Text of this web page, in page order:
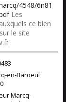
4548/6n81
Les
ce bien
le site
en-Baroeul
Marcq-